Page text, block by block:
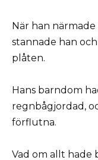
När han närmade
stannade han
plåten.
Hans barndom
regnbågjordad,
förflutna.
Vad om allt hade